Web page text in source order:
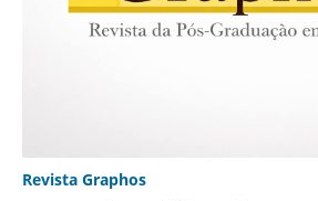
Revista Graphos